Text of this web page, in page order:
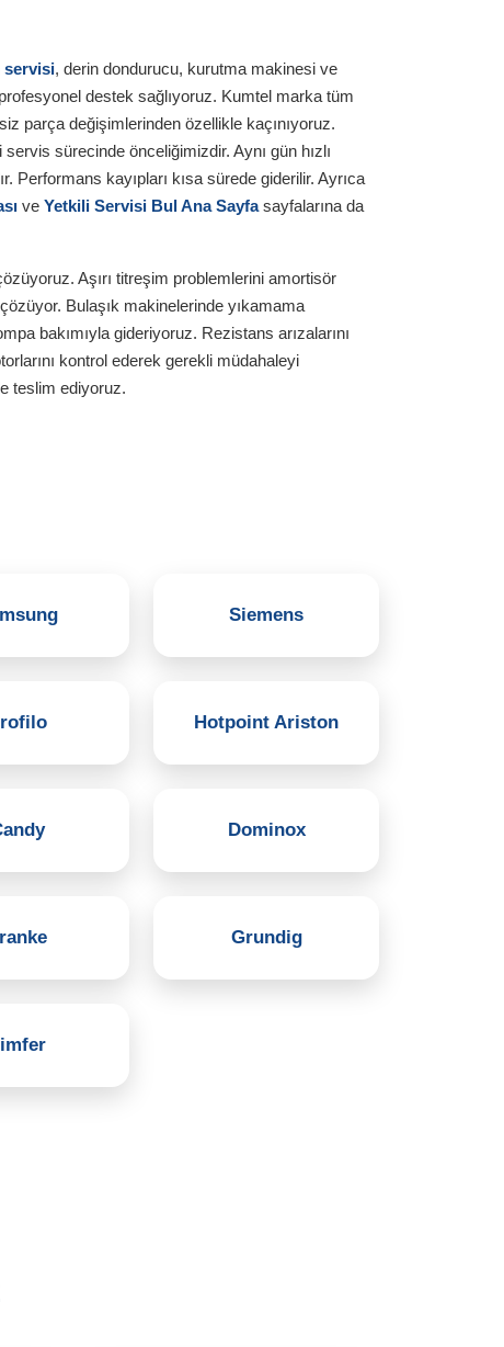
servisi, derin dondurucu, kurutma makinesi ve
destek sağlıyoruz. Kumtel marka tüm
parça değişimlerinden özellikle kaçınıyoruz.
sürecinde önceliğimizdir. Aynı gün hızlı
kayıpları kısa sürede giderilir. Ayrıca
ve Yetkili Servisi Bul Ana Sayfasayfalarına da
Aşırı titreşim problemlerini amortisör
Bulaşık makinelerinde yıkamama
bakımıyla gideriyoruz. Rezistans arızalarını
kontrol ederek gerekli müdahaleyi
teslim ediyoruz.
Siemens
Hotpoint Ariston
Dominox
Grundig